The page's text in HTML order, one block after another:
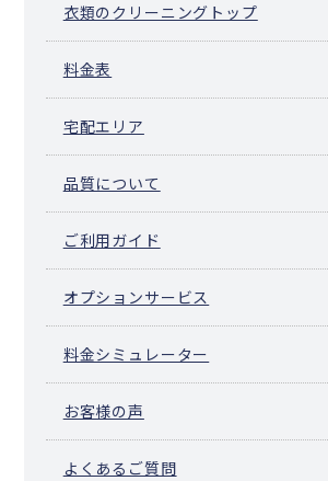
衣類のクリーニングトップ
料金表
宅配エリア
品質について
ご利用ガイド
オプションサービス
料金シミュレーター
お客様の声
よくあるご質問